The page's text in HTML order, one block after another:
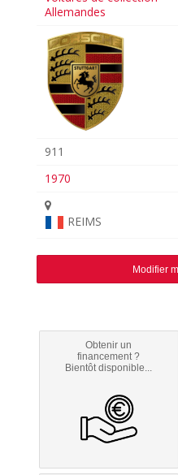
Allemandes
911
1970
REIMS
Modifier
Obtenir un
financement ?
Bientôt disponible...